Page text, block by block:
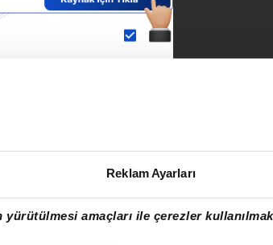
Reklam Ayarları
amaçları ile çerezler
paniği: Alevler
yerleşim yerlerine